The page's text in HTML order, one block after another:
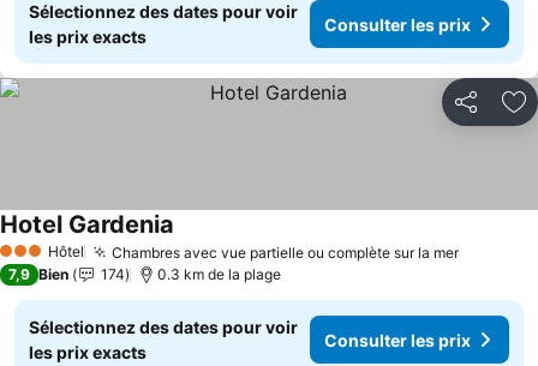
Sélectionnez des dates pour voir
les prix exacts
Consulter les prix
Partager
3 ÉtoilesHôtel Chambres avec vue partielle ou complète sur la mer
Hotel Gardenia
7,9 Bien 174 0.3 km de la plage
Sélectionnez des dates pour voir
les prix exacts
Consulter les prix